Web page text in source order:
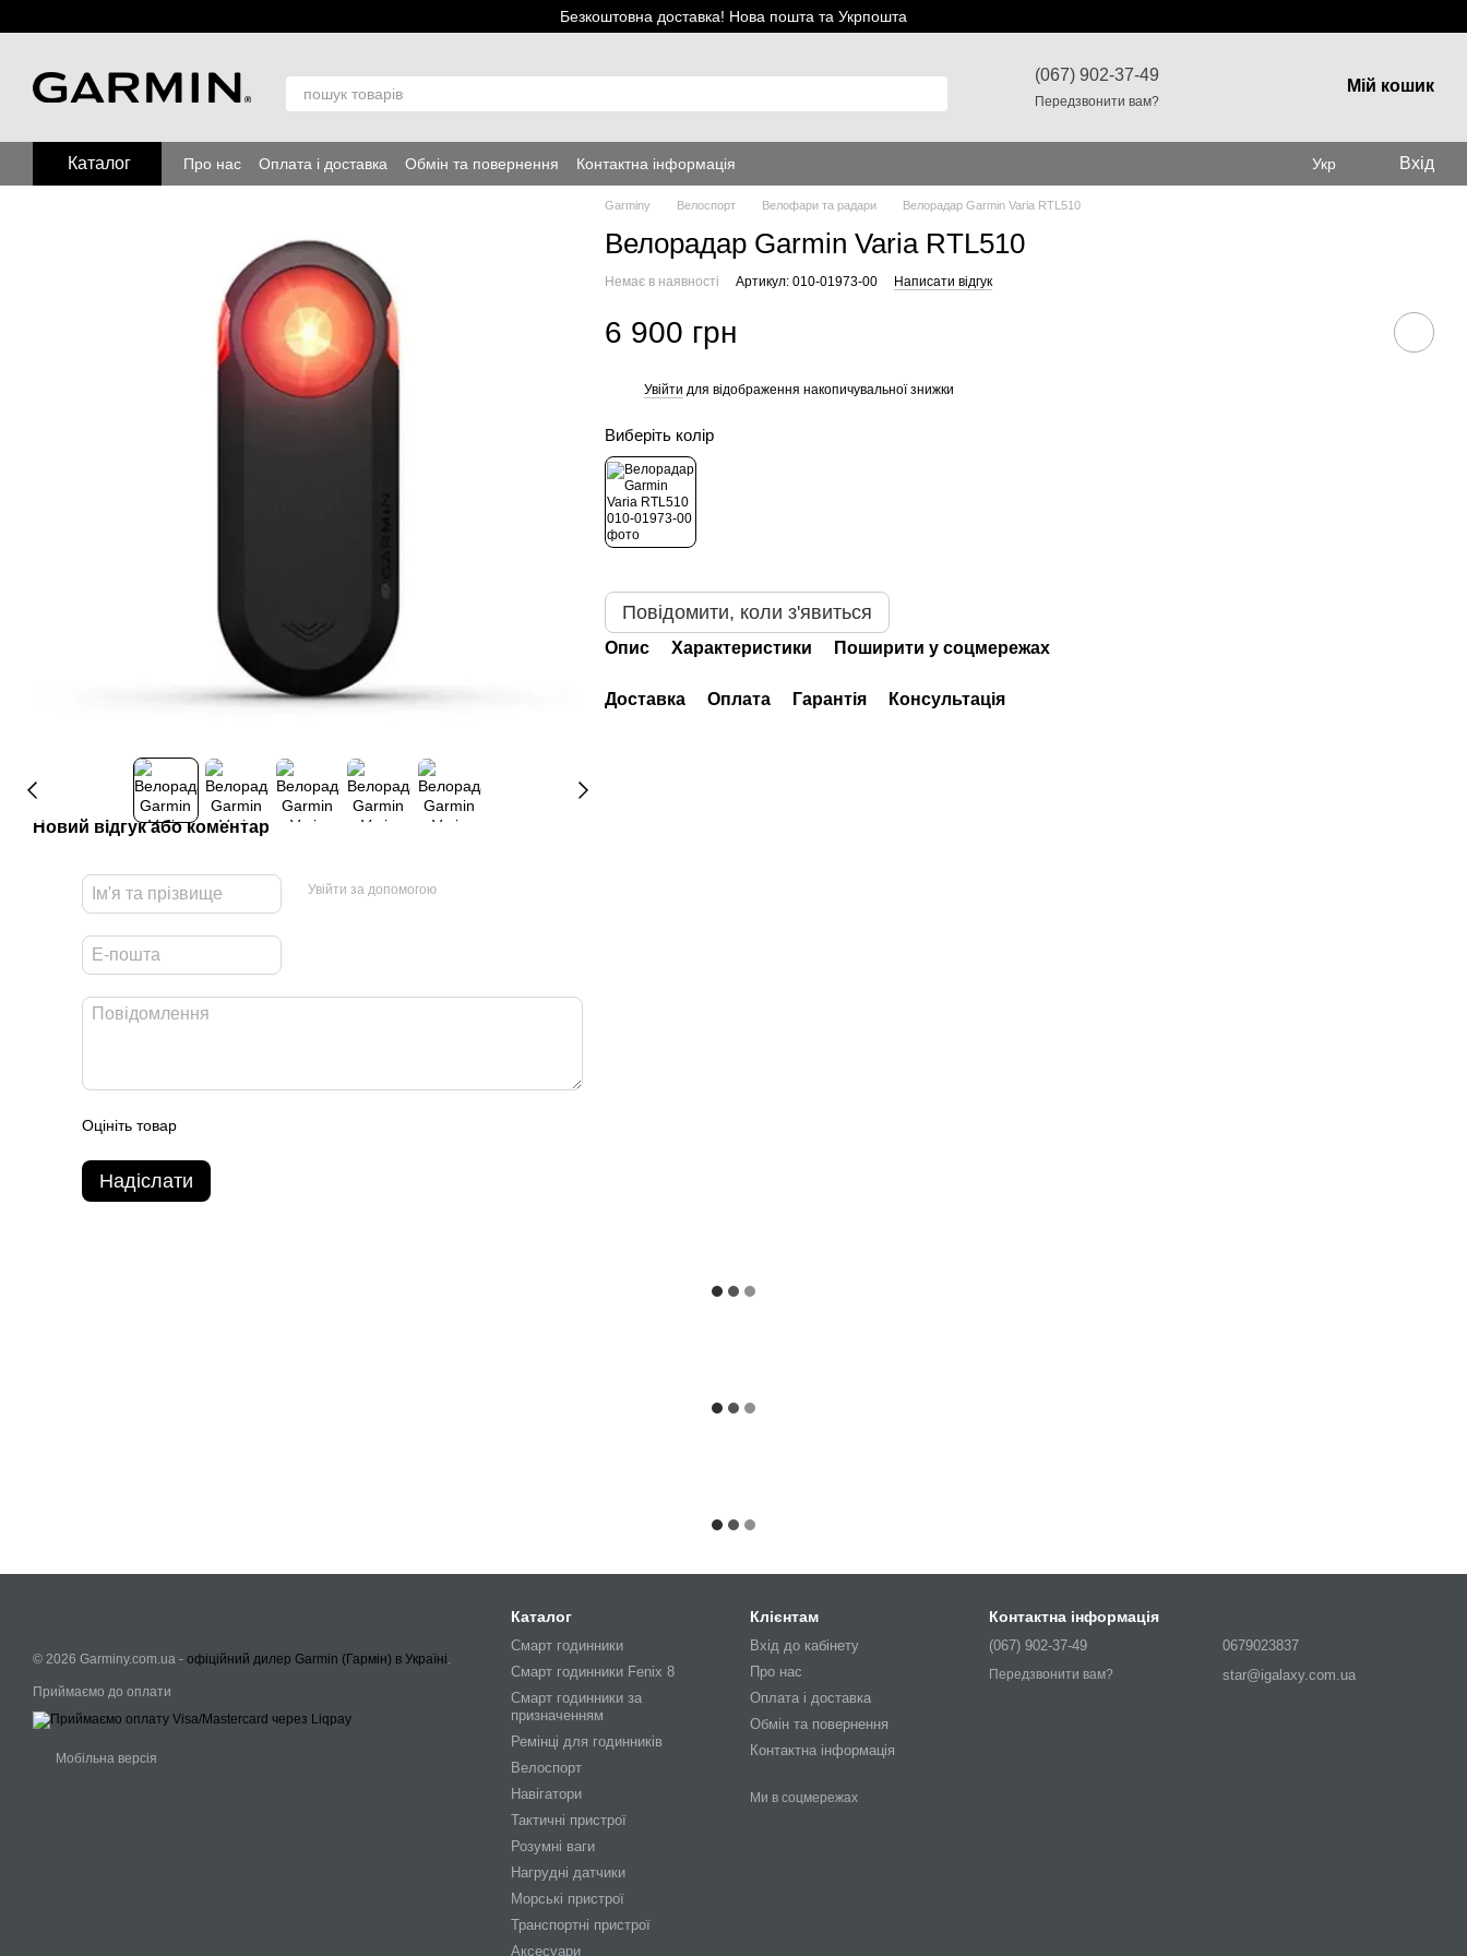
Безкоштовна доставка! Нова пошта та Укрпошта
(067) 902-37-49
Передзвонити вам?
Мій кошик
Каталог Про нас Оплата і доставка Обмін та повернення Контактна інформація Укр Вхід
Новий відгук або коментар
Увійти за допомогою
Оцініть товар
Надіслати
Garminy Велоспорт Велофари та радари Велорадар Garmin Varia RTL510
Велорадар Garmin Varia RTL510
Немає в наявності Артикул: 010-01973-00 Написати відгук
6 900 грн
Увійти для відображення накопичувальної знижки
Виберіть колір
Повідомити, коли з'явиться
Опис Характеристики Поширити у соцмережах
Доставка Оплата Гарантія Консультація
© 2026 Garminy.com.ua - офіційний дилер Garmin (Гармін) в Україні.
Приймаємо до оплати
Мобільна версія
Каталог
Смарт годинники
Смарт годинники Fenix 8
Смарт годинники за
призначенням
Ремінці для годинників
Велоспорт
Навігатори
Тактичні пристрої
Розумні ваги
Нагрудні датчики
Морські пристрої
Транспортні пристрої
Аксесуари
Клієнтам
Вхід до кабінету
Про нас
Оплата і доставка
Обмін та повернення
Контактна інформація
Ми в соцмережах
Контактна інформація
(067) 902-37-49
Передзвонити вам?
0679023837
star@igalaxy.com.ua